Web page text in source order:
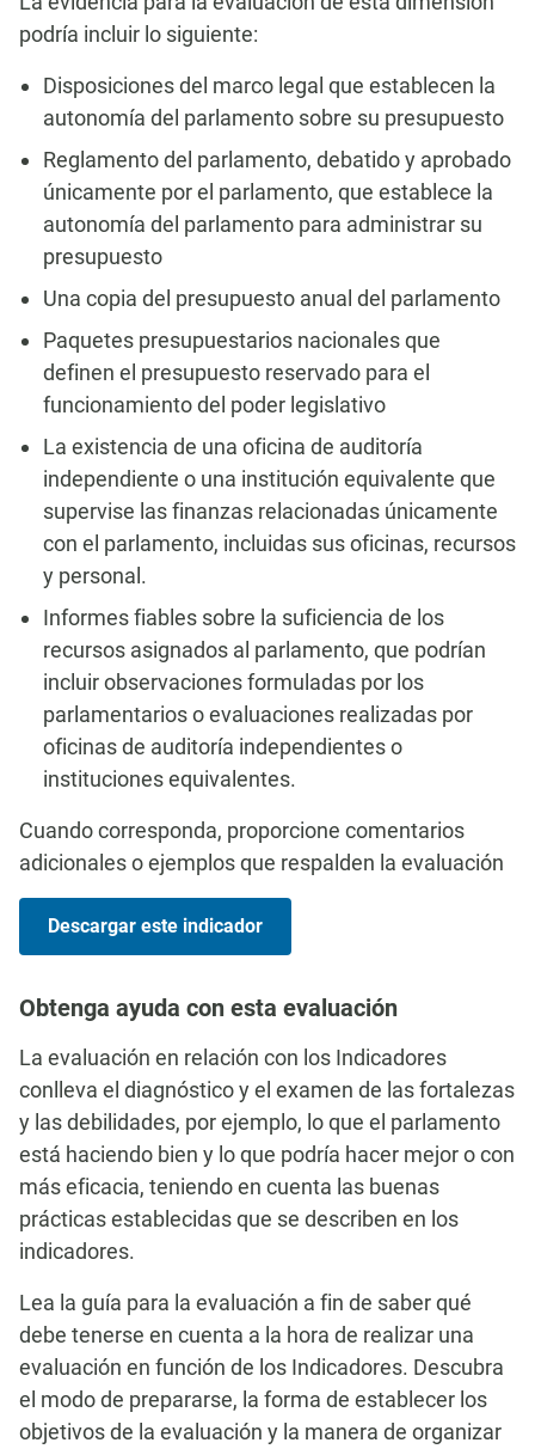
podría incluir lo siguiente:
Disposiciones del marco legal que establecen la
autonomía del parlamento sobre su presupuesto
Reglamento del parlamento, debatido y aprobado
únicamente por el parlamento, que establece la
autonomía del parlamento para administrar su
presupuesto
Una copia del presupuesto anual del parlamento
Paquetes presupuestarios nacionales que
definen el presupuesto reservado para el
funcionamiento del poder legislativo
La existencia de una oficina de auditoría
independiente o una institución equivalente que
supervise las finanzas relacionadas únicamente
con el parlamento, incluidas sus oficinas, recursos
y personal.
Informes fiables sobre la suficiencia de los
recursos asignados al parlamento, que podrían
incluir observaciones formuladas por los
parlamentarios o evaluaciones realizadas por
oficinas de auditoría independientes o
instituciones equivalentes.
Cuando corresponda, proporcione comentarios
adicionales o ejemplos que respalden la evaluación
Descargar este indicador
Obtenga ayuda con esta evaluación
La evaluación en relación con los Indicadores
conlleva el diagnóstico y el examen de las fortalezas
y las debilidades, por ejemplo, lo que el parlamento
está haciendo bien y lo que podría hacer mejor o con
más eficacia, teniendo en cuenta las buenas
prácticas establecidas que se describen en los
indicadores.
Lea la guía para la evaluación a fin de saber qué
debe tenerse en cuenta a la hora de realizar una
evaluación en función de los Indicadores. Descubra
el modo de prepararse, la forma de establecer los
objetivos de la evaluación y la manera de organizar